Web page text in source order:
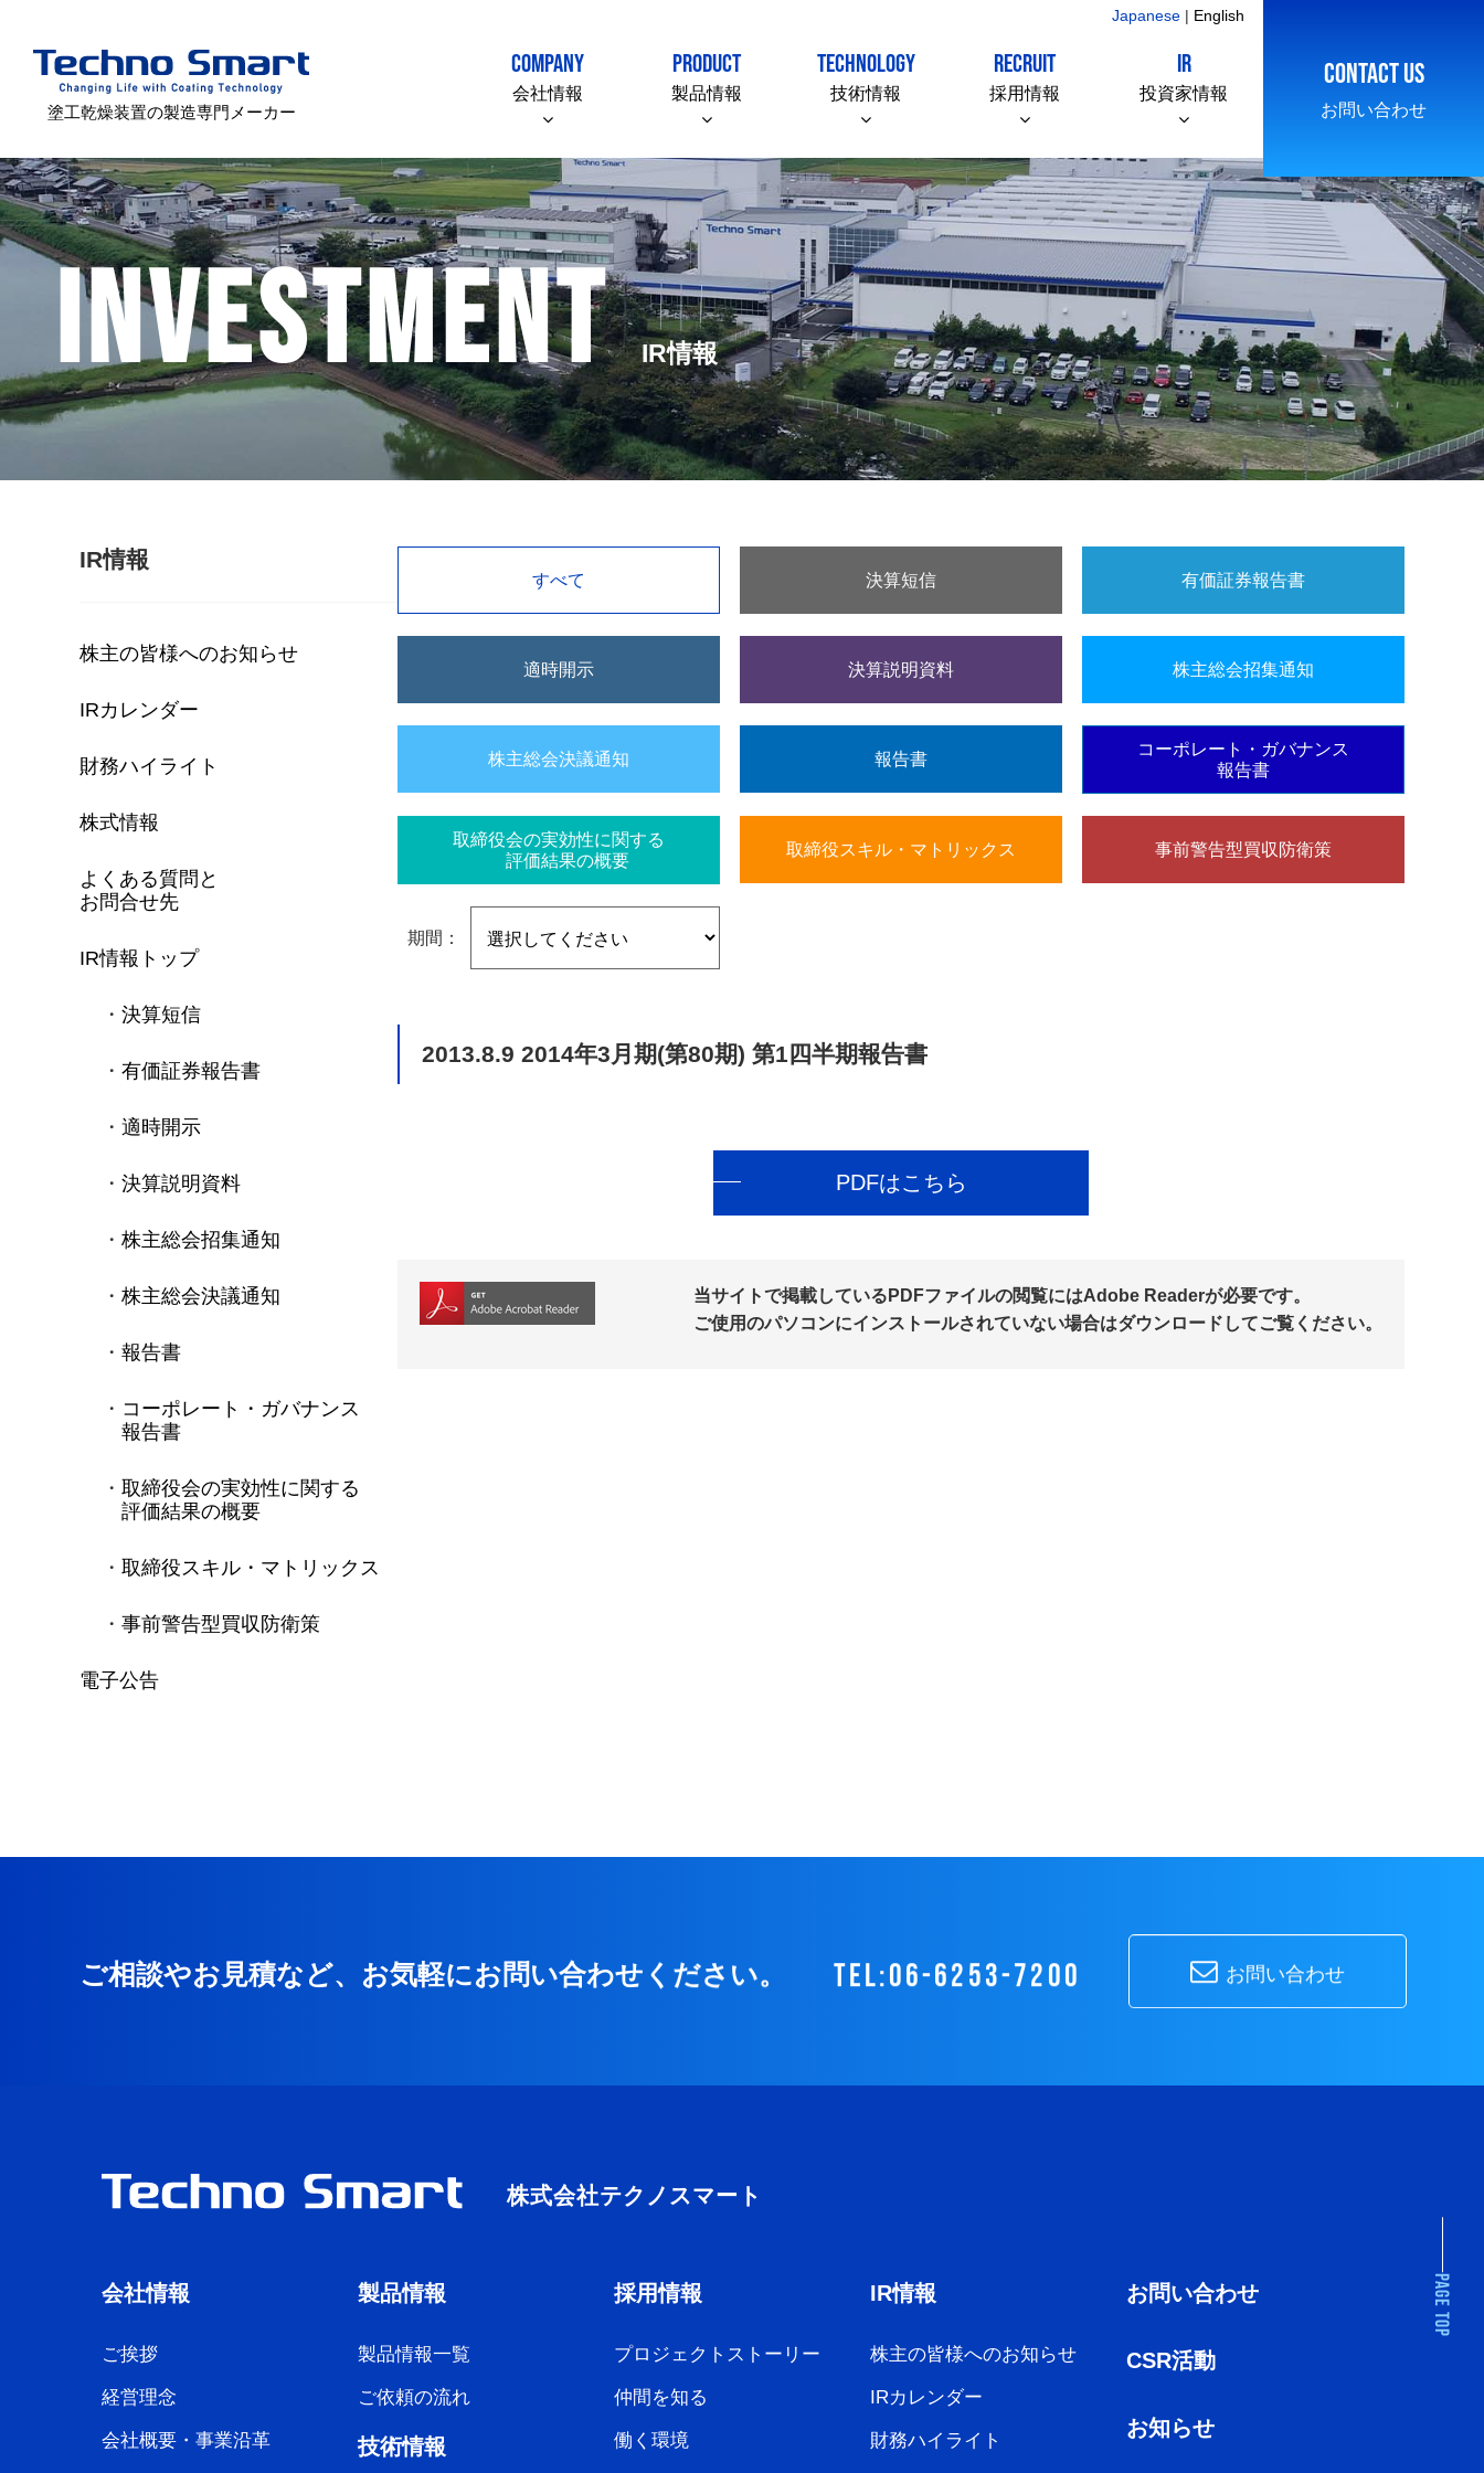
塗工乾燥装置の製造専門メーカー
Japanese | English
COMPANY
会社情報
PRODUCT
製品情報
TECHNOLOGY
技術情報
RECRUIT
採用情報
IR
投資家情報
CONTACT US
お問い合わせ
INVESTMENT IR情報
IR情報
株主の皆様へのお知らせ
IRカレンダー
財務ハイライト
株式情報
よくある質問と
お問合せ先
IR情報トップ
決算短信
有価証券報告書
適時開示
決算説明資料
株主総会招集通知
株主総会決議通知
報告書
コーポレート・ガバナンス
報告書
取締役会の実効性に関する
評価結果の概要
取締役スキル・マトリックス
事前警告型買収防衛策
電子公告
すべて 決算短信 有価証券報告書
適時開示 決算説明資料 株主総会招集通知
株主総会決議通知 報告書
コーポレート・ガバナンス
報告書
取締役会の実効性に関する
評価結果の概要
取締役スキル・マトリックス 事前警告型買収防衛策
期間：
2013.8.9 2014年3月期(第80期) 第1四半期報告書
PDFはこちら
当サイトで掲載しているPDFファイルの閲覧にはAdobe Readerが必要です。
ご使用のパソコンにインストールされていない場合はダウンロードしてご覧ください。
ご相談やお見積など、お気軽にお問い合わせください。 tel:06-6253-7200 お問い合わせ
会社情報
ご挨拶
経営理念
会社概要・事業沿革
製品情報
製品情報一覧
ご依頼の流れ
技術情報
採用情報
プロジェクトストーリー
仲間を知る
働く環境
IR情報
株主の皆様へのお知らせ
IRカレンダー
財務ハイライト
お問い合わせ
CSR活動
お知らせ